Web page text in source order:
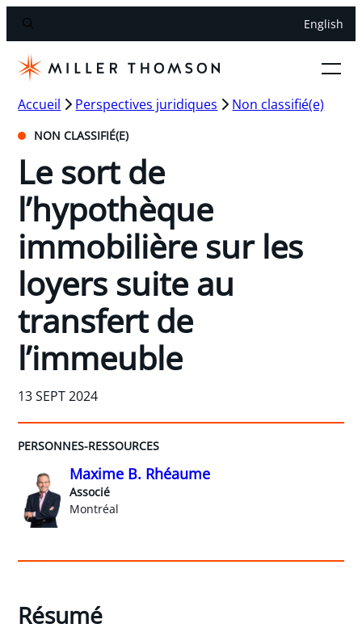
English
Accueil Perspectives juridiques Non classifié(e)
NON CLASSIFIÉ(E)
Le sort de
l’hypothèque
immobilière sur les
loyers suite au
transfert de
l’immeuble
13 SEPT 2024
PERSONNES-RESSOURCES
Maxime B. Rhéaume
Associé
Montréal
Résumé